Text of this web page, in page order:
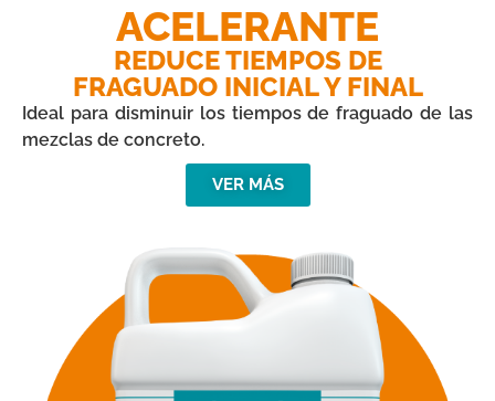
ACELERANTE
REDUCE TIEMPOS DE
FRAGUADO INICIAL Y FINAL
Ideal para disminuir los tiempos de fraguado de las
mezclas de concreto.
VER MÁS